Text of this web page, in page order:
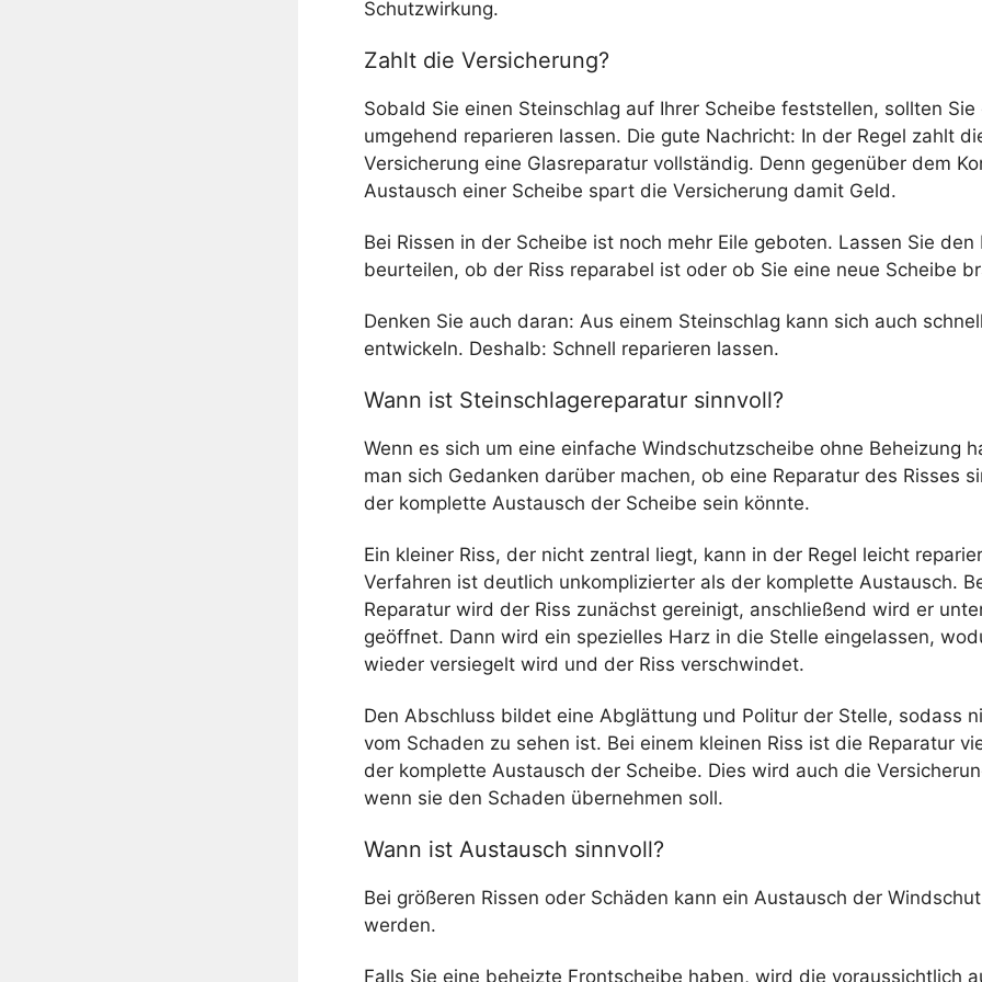
Schutzwirkung.
Zahlt die Versicherung?
Sobald Sie einen Steinschlag auf Ihrer Scheibe feststellen, sollten Sie
umgehend reparieren lassen. Die gute Nachricht: In der Regel zahlt
Versicherung eine Glasreparatur vollständig. Denn gegenüber dem
Austausch einer Scheibe spart die Versicherung damit Geld.
Bei Rissen in der Scheibe ist noch mehr Eile geboten. Lassen Sie den
beurteilen, ob der Riss reparabel ist oder ob Sie eine neue Scheibe
Denken Sie auch daran: Aus einem Steinschlag kann sich auch
entwickeln. Deshalb: Schnell reparieren lassen.
Wann ist Steinschlagereparatur sinnvoll?
Wenn es sich um eine einfache Windschutzscheibe ohne Beheizung
man sich Gedanken darüber machen, ob eine Reparatur des Risses
der komplette Austausch der Scheibe sein könnte.
Ein kleiner Riss, der nicht zentral liegt, kann in der Regel leicht
Verfahren ist deutlich unkomplizierter als der komplette Austausch.
Reparatur wird der Riss zunächst gereinigt, anschließend wird er
geöffnet. Dann wird ein spezielles Harz in die Stelle eingelassen,
wieder versiegelt wird und der Riss verschwindet.
Den Abschluss bildet eine Abglättung und Politur der Stelle, sodass
vom Schaden zu sehen ist. Bei einem kleinen Riss ist die Reparatur
der komplette Austausch der Scheibe. Dies wird auch die
wenn sie den Schaden übernehmen soll.
Wann ist Austausch sinnvoll?
Bei größeren Rissen oder Schäden kann ein Austausch der
werden.
Falls Sie eine beheizte Frontscheibe haben, wird die voraussichtlich